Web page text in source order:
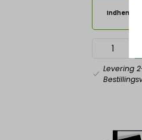
Indhent
Levering